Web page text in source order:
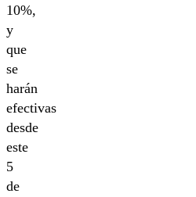
10%,
y
que
se
harán
efectivas
desde
este
5
de